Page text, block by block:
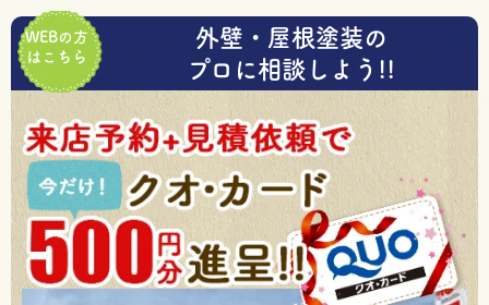
WEBの方
はこちら
外壁・屋根塗装の
プロに相談しよう!!